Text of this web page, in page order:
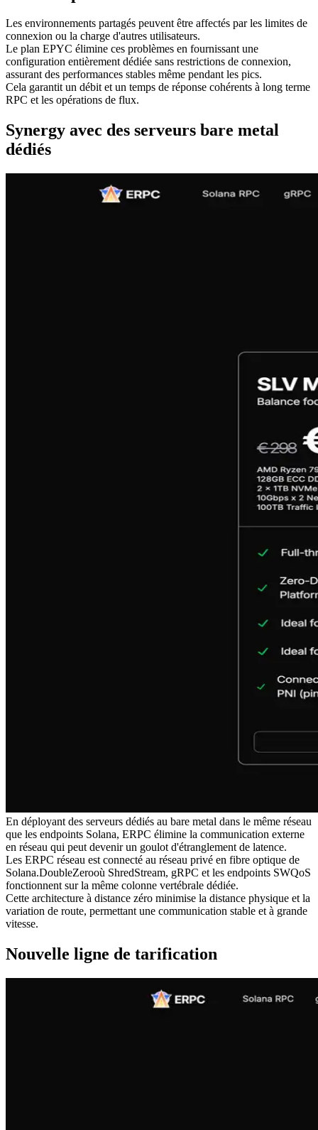
Les environnements partagés peuvent être affectés par les limites de
connexion ou la charge d'autres utilisateurs.
Le plan EPYC élimine ces problèmes en fournissant une
configuration entièrement dédiée sans restrictions de connexion,
assurant des performances stables même pendant les pics.
Cela garantit un débit et un temps de réponse cohérents à long terme
RPC et les opérations de flux.
Synergy avec des serveurs bare metal
dédiés
En déployant des serveurs dédiés au bare metal dans le même réseau
que les endpoints Solana, ERPC élimine la communication externe
en réseau qui peut devenir un goulot d'étranglement de latence.
Les ERPC réseau est connecté au réseau privé en fibre optique de
Solana.DoubleZerooù ShredStream, gRPC et les endpoints SWQoS
fonctionnent sur la même colonne vertébrale dédiée.
Cette architecture à distance zéro minimise la distance physique et la
variation de route, permettant une communication stable et à grande
vitesse.
Nouvelle ligne de tarification